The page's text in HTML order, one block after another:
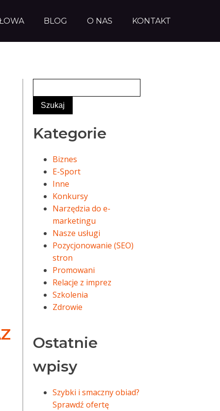
BLOG O NAS KONTAKT
Kategorie
Biznes
E-Sport
Inne
Konkursy
Narzędzia do e-
marketingu
Nasze usługi
Pozycjonowanie (SEO)
stron
Promowani
Relacje z imprez
Szkolenia
Zdrowie
Ostatnie
wpisy
Szybki i smaczny obiad?
Sprawdź ofertę